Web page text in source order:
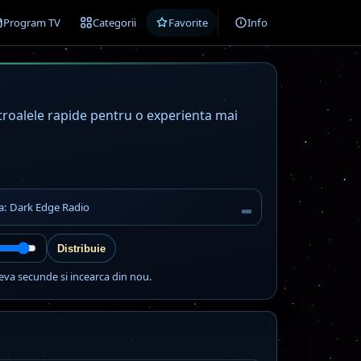
Program TV Categorii Favorite Info
rapide pentru o experienta mai
Dark Edge Radio
Distribuie
secunde si incearca din nou.